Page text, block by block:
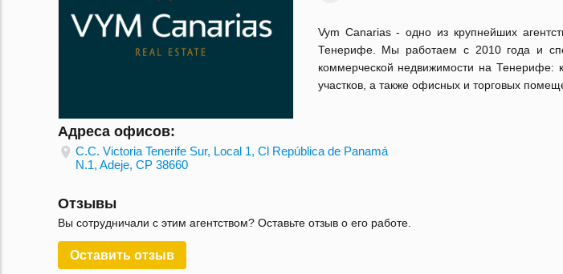
Vym Canarias - одно из крупнейших
Тенерифе. Мы работаем с 2010 года и
коммерческой недвижимости на Тенерифе:
участков, а также офисных и торговых
Адреса офисов:
C.C. Victoria Tenerife Sur, Local 1, Cl República de Panamá
N.1, Adeje, CP 38660
Отзывы
Вы сотрудничали с этим агентством? Оставьте отзыв о его работе.
Оставить отзыв